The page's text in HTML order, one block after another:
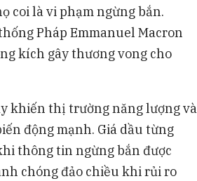
coi là vi phạm ngừng bắn.
Pháp Emmanuel Macron
kích gây thương vong cho
khiến thị trường năng lượng và
động mạnh. Giá dầu từng
thông tin ngừng bắn được
chóng đảo chiều khi rủi ro